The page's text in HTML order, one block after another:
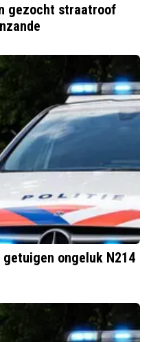
gezocht straatroof
ongeluk N214